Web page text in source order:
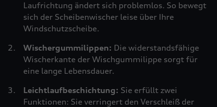
Laufrichtung ändert sich problemlos. So bewegt
sich der Scheibenwischer leise über Ihre
Windschutzscheibe.
Wischergummilippen: Die widerstandsfähige
Wischerkante der Wischgummilippe sorgt für
eine lange Lebensdauer.
Leichtlaufbeschichtung: Sie erfüllt zwei
Funktionen: Sie verringert den Verschleiß der